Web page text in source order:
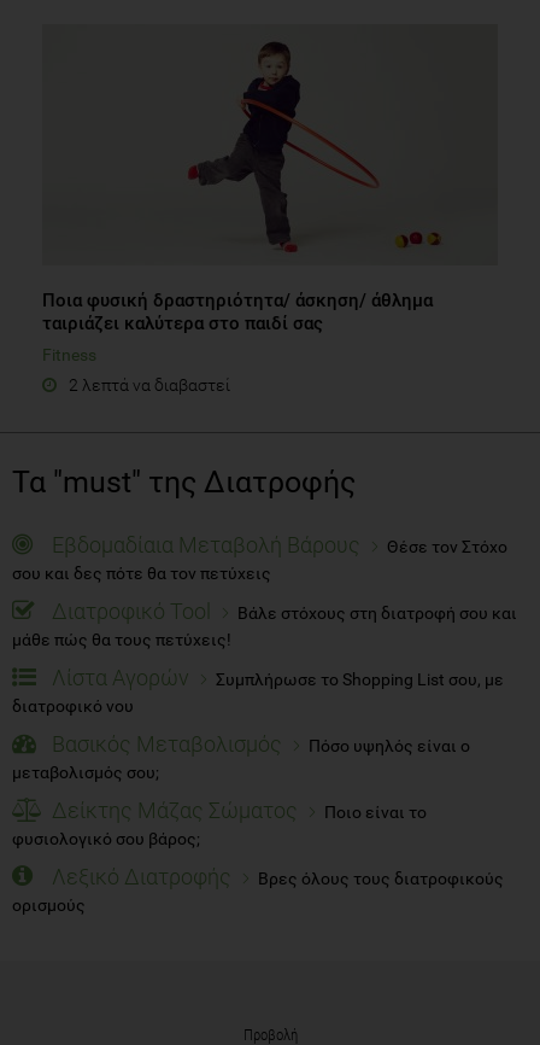
Ποια φυσική δραστηριότητα/ άσκηση/ άθλημα
ταιριάζει καλύτερα στο παιδί σας
Fitness
2 λεπτά να διαβαστεί
Τα "must" της Διατροφής
Εβδομαδίαια Μεταβολή Βάρους
Θέσε τον Στόχο
σου και δες πότε θα τον πετύχεις
Διατροφικό Tool
Βάλε στόχους στη διατροφή σου και
μάθε πώς θα τους πετύχεις!
Λίστα Αγορών
Συμπλήρωσε το Shopping List σου, με
διατροφικό νου
Βασικός Μεταβολισμός
Πόσο υψηλός είναι ο
μεταβολισμός σου;
Δείκτης Μάζας Σώματος
Ποιο είναι το
φυσιολογικό σου βάρος;
Λεξικό Διατροφής
Βρες όλους τους διατροφικούς
ορισμούς
Προβολή